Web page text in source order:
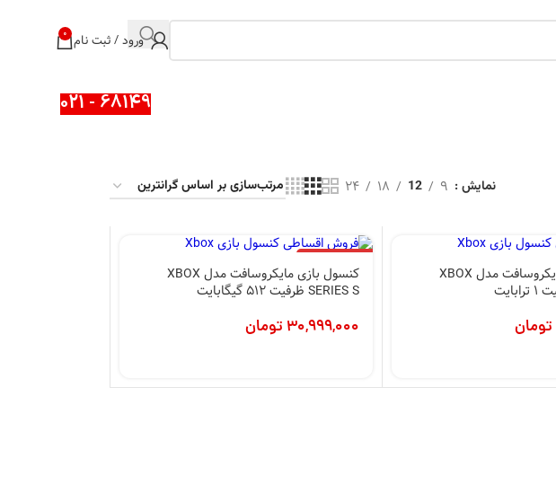
ورود / ثبت نام 0
68149 - 021
نمایش 9
12
18
24
کنسول بازی مایکروسافت مدل XBOX
تومان
کنسول بازی مایکروسافت مدل XBOX
SERIES S ظرفیت 512 گیگابایت
30,999,000 تومان